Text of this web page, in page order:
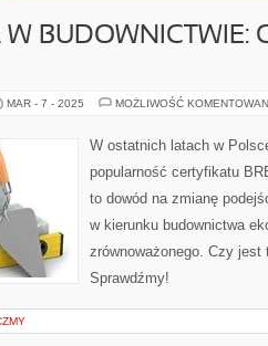
W BUDOWNICTWIE:
MAR - 7 - 2025 MOŻLIWOŚĆ
W ostatnich latach w
popularność certyfikatu
to dowód na zmianę
w kierunku budownictwa
zrównoważonego. Czy jest
Sprawdźmy!